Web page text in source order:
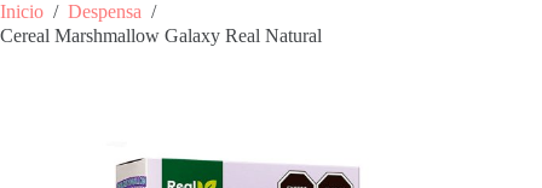
Inicio / Despensa /
Cereal Marshmallow Galaxy Real Natural